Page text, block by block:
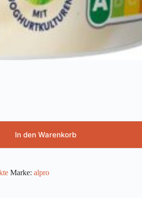
In den Warenkorb
Marke: alpro